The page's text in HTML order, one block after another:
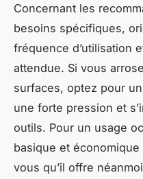
Concernant les
besoins spécifiques,
fréquence d’utilisation
attendue. Si vous
surfaces, optez pour
une forte pression et
outils. Pour un usage
basique et
vous qu’il offre